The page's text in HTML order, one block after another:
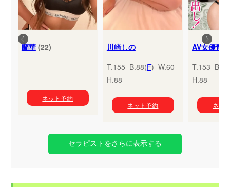
蘭華(22)
ネット予約
川崎しの
T.155 B.88(F) W.60
H.88
ネット予約
T.153
H.88
ネッ
セラピストをさらに表示する